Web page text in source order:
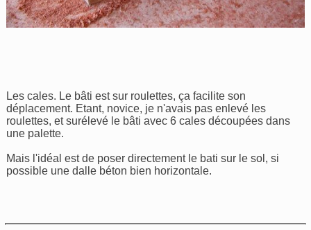
Les cales. Le bâti est sur roulettes, ça facilite son
déplacement. Etant, novice, je n'avais pas enlevé les
roulettes, et surélevé le bâti avec 6 cales découpées dans
une palette.
Mais l'idéal est de poser directement le bati sur le sol, si
possible une dalle béton bien horizontale.